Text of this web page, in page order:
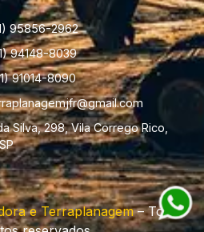
95856-2962
94148-8039
91014-8090
Silva, 298, Vila Corrego Rico,
e Terraplanagem– Todos